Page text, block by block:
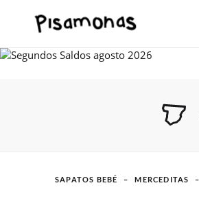
SAPATOS BEBÉ MERCEDITAS